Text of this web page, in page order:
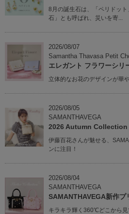
8月の誕生石は、「ペリドッ
石」とも呼ばれ、災いを寄...
2026/08/07
Samantha Thavasa Petit
エレガント フラワーシリ
立体的なお花のデザインが華
2026/08/05
SAMANTHAVEGA
2026 Autumn Collection
伊藤百花さんが魅せる、
ンに注目！
2026/08/04
SAMANTHAVEGA
SAMANTHAVEGA新作プ
キラキラ輝く360℃どこから